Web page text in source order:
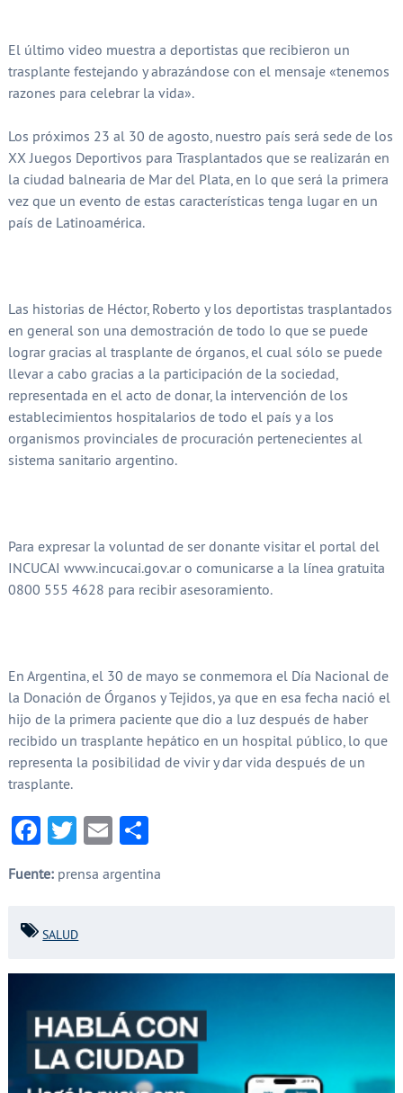
El último video muestra a deportistas que recibieron un
trasplante festejando y abrazándose con el mensaje «tenemos
razones para celebrar la vida».
Los próximos 23 al 30 de agosto, nuestro país será sede de los
XX Juegos Deportivos para Trasplantados que se realizarán en
la ciudad balnearia de Mar del Plata, en lo que será la primera
vez que un evento de estas características tenga lugar en un
país de Latinoamérica.
Las historias de Héctor, Roberto y los deportistas trasplantados
en general son una demostración de todo lo que se puede
lograr gracias al trasplante de órganos, el cual sólo se puede
llevar a cabo gracias a la participación de la sociedad,
representada en el acto de donar, la intervención de los
establecimientos hospitalarios de todo el país y a los
organismos provinciales de procuración pertenecientes al
sistema sanitario argentino.
Para expresar la voluntad de ser donante visitar el portal del
INCUCAI www.incucai.gov.ar o comunicarse a la línea gratuita
0800 555 4628 para recibir asesoramiento.
En Argentina, el 30 de mayo se conmemora el Día Nacional de
la Donación de Órganos y Tejidos, ya que en esa fecha nació el
hijo de la primera paciente que dio a luz después de haber
recibido un trasplante hepático en un hospital público, lo que
representa la posibilidad de vivir y dar vida después de un
trasplante.
Facebook
Twitter
EmailCompartir
Fuente:prensa argentina
SALUD